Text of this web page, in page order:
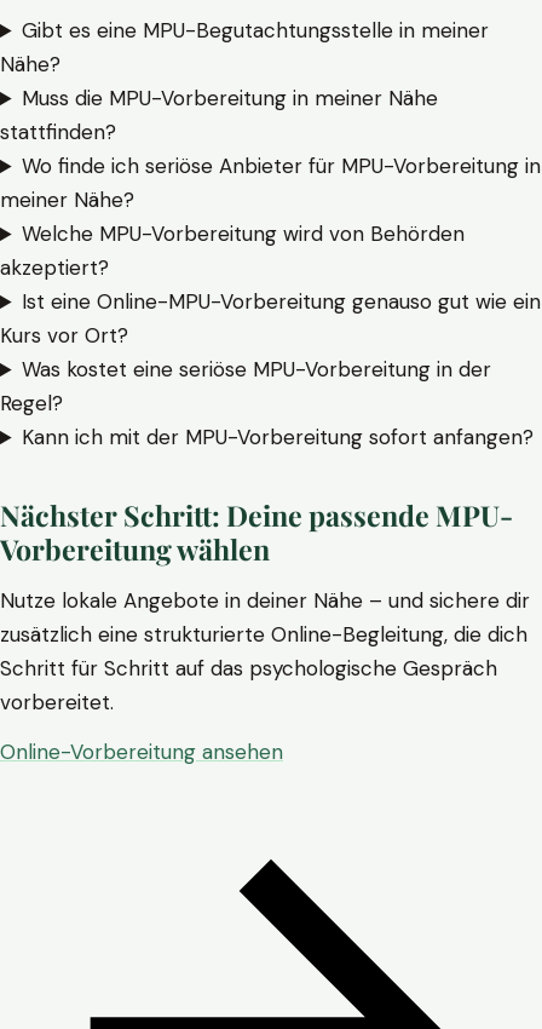
Gibt es eine MPU-Begutachtungsstelle in meiner
Nähe?
Muss die MPU-Vorbereitung in meiner Nähe
stattfinden?
Wo finde ich seriöse Anbieter für MPU-Vorbereitung in
meiner Nähe?
Welche MPU-Vorbereitung wird von Behörden
akzeptiert?
Ist eine Online-MPU-Vorbereitung genauso gut wie ein
Kurs vor Ort?
Was kostet eine seriöse MPU-Vorbereitung in der
Regel?
Kann ich mit der MPU-Vorbereitung sofort anfangen?
Nächster Schritt: Deine passende MPU-
Vorbereitung wählen
Nutze lokale Angebote in deiner Nähe – und sichere dir
zusätzlich eine strukturierte Online-Begleitung, die dich
Schritt für Schritt auf das psychologische Gespräch
vorbereitet.
Online-Vorbereitung ansehen